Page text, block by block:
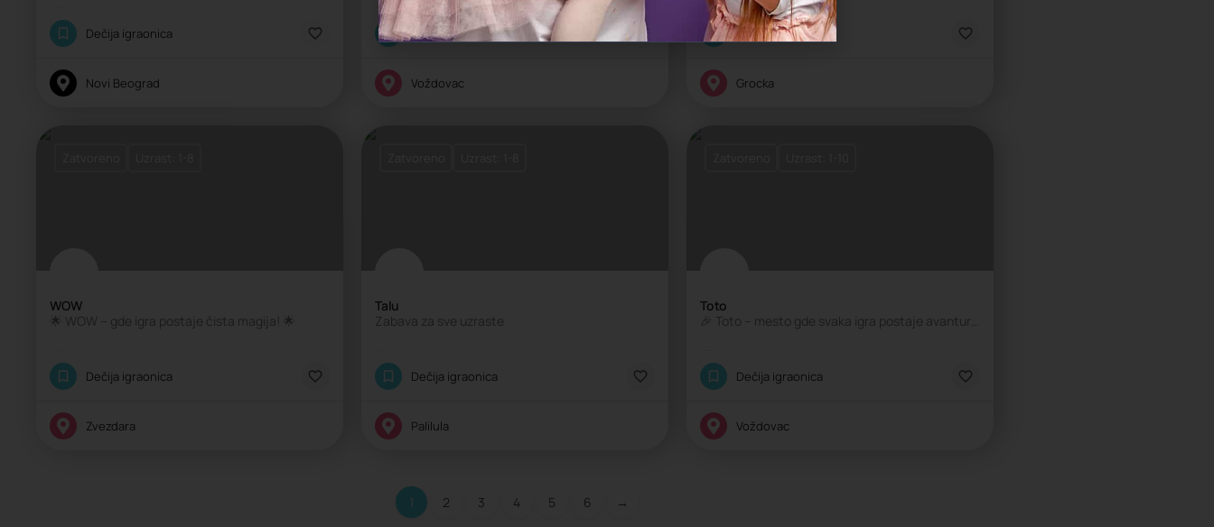
Dečija igraonica
Novi Beograd
Klasična igraonica
Dečija igraonica
Voždovac
Klasična igraonica
Dečija igraonica
Grocka
WOW
🌟 WOW – gde igra postaje čista magija! 🌟
Dečija igraonica
Zvezdara
Talu
Zabava za sve uzraste
Dečija igraonica
Palilula
Toto
🎉 Toto – mesto gde svaka igra postaje avantura! 🐾
Dečija igraonica
Voždovac
1 2 3 4 5 6 →